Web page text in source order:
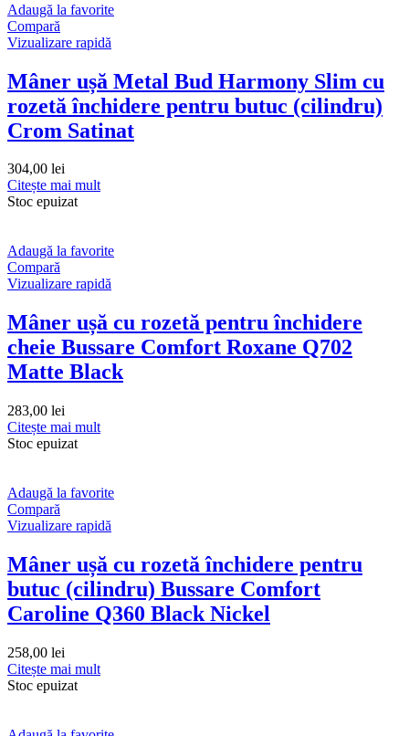
Adaugă la favorite
Compară
Vizualizare rapidă
Mâner ușă Metal Bud Harmony Slim cu
rozetă închidere pentru butuc (cilindru)
Crom Satinat
304,00 lei
Citește mai mult
Stoc epuizat
Adaugă la favorite
Compară
Vizualizare rapidă
Mâner ușă cu rozetă pentru închidere
cheie Bussare Comfort Roxane Q702
Matte Black
283,00 lei
Citește mai mult
Stoc epuizat
Adaugă la favorite
Compară
Vizualizare rapidă
Mâner ușă cu rozetă închidere pentru
butuc (cilindru) Bussare Comfort
Caroline Q360 Black Nickel
258,00 lei
Citește mai mult
Stoc epuizat